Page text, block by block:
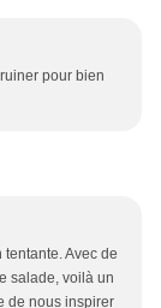
pour bien
Avec de
salade, voilà un
de nous inspirer